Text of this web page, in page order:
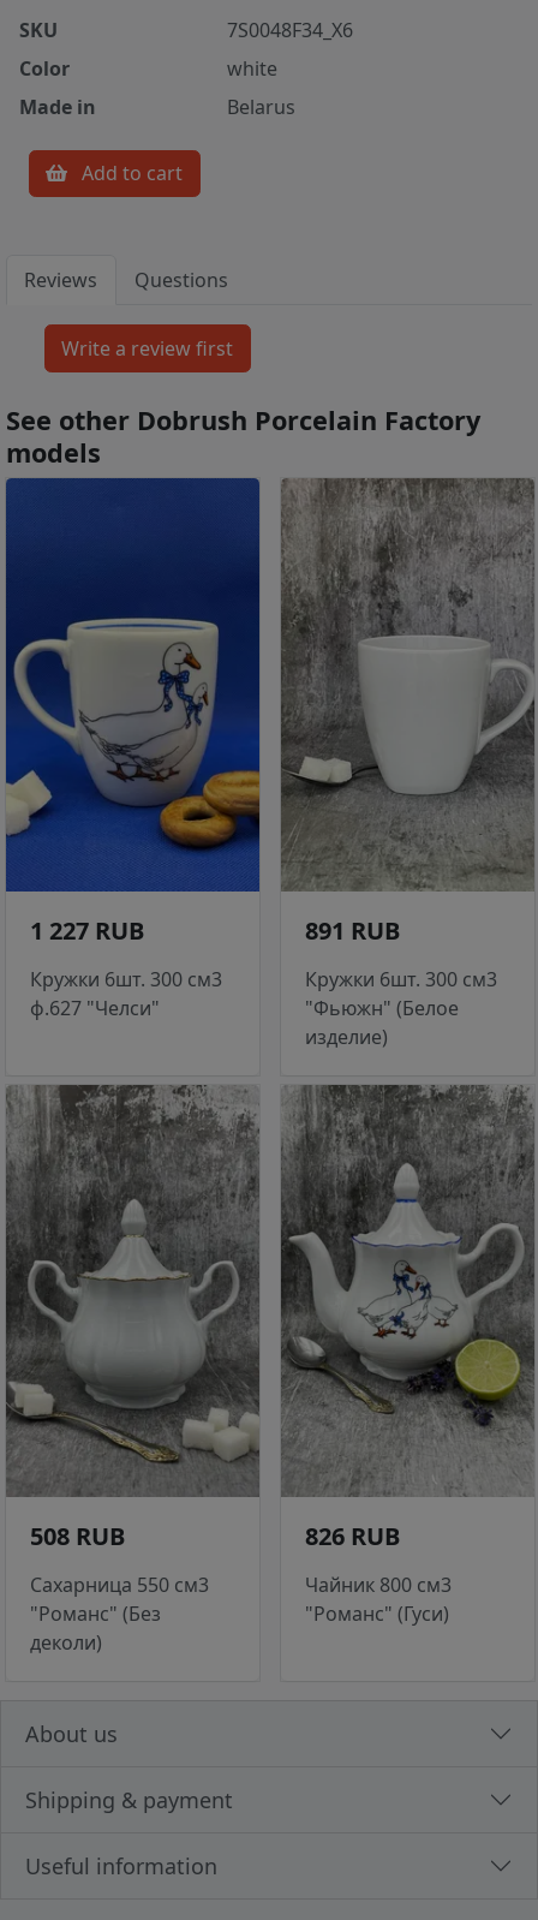
SKU
7S0048F34_X6
Color
white
Made in
Belarus
Add to cart
Reviews Questions
See other Dobrush Porcelain Factory
models
1 227 RUB
Кружки 6шт. 300 см3
ф.627 "Челси"
891 RUB
Кружки 6шт. 300 см3
"Фьюжн" (Белое
изделие)
508 RUB
Сахарница 550 см3
"Романс" (Без
деколи)
826 RUB
Чайник 800 см3
"Романс" (Гуси)
About us
Shipping & payment
Useful information